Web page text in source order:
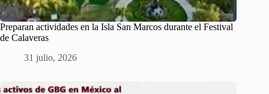
Preparan actividades en la Isla San Marcos durante el Festival
de Calaveras
31 julio, 2026